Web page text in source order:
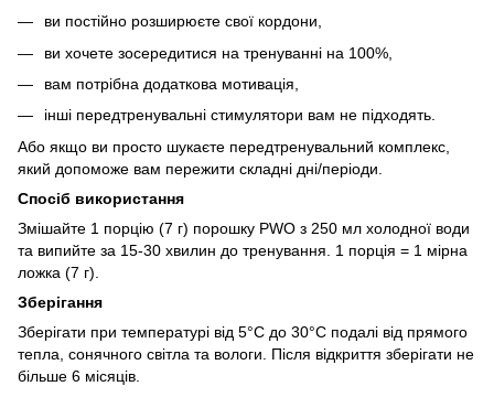
ви постійно розширюєте свої кордони,
ви хочете зосередитися на тренуванні на 100%,
вам потрібна додаткова мотивація,
інші передтренувальні стимулятори вам не підходять.
Або якщо ви просто шукаєте передтренувальний комплекс,
який допоможе вам пережити складні дні/періоди.
Спосіб використання
Змішайте 1 порцію (7 г) порошку PWO з 250 мл холодної води
та випийте за 15-30 хвилин до тренування. 1 порція = 1 мірна
ложка (7 г).
Зберігання
Зберігати при температурі від 5°C до 30°C подалі від прямого
тепла, сонячного світла та вологи. Після відкриття зберігати не
більше 6 місяців.